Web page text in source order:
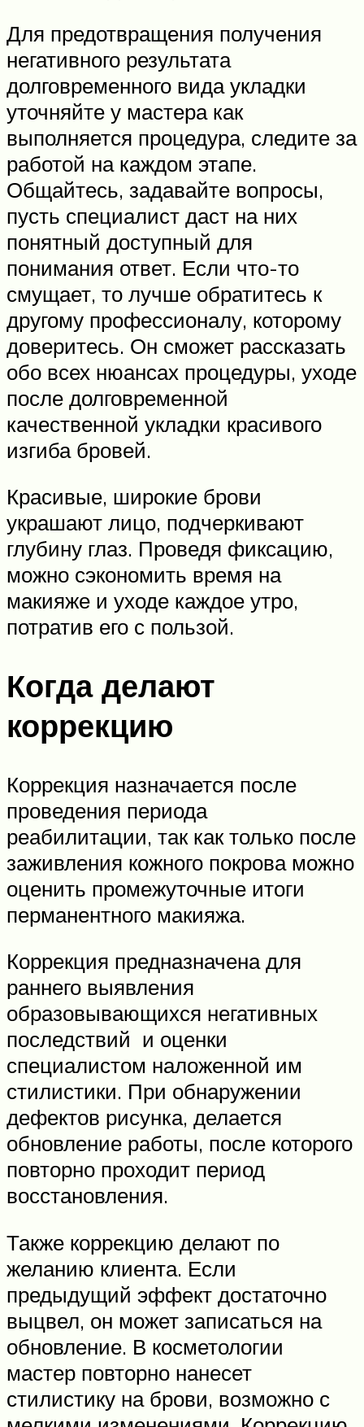
Для предотвращения получения
негативного результата
долговременного вида укладки
уточняйте у мастера как
выполняется процедура, следите за
работой на каждом этапе.
Общайтесь, задавайте вопросы,
пусть специалист даст на них
понятный доступный для
понимания ответ. Если что-то
смущает, то лучше обратитесь к
другому профессионалу, которому
доверитесь. Он сможет рассказать
обо всех нюансах процедуры, уходе
после долговременной
качественной укладки красивого
изгиба бровей.
Красивые, широкие брови
украшают лицо, подчеркивают
глубину глаз. Проведя фиксацию,
можно сэкономить время на
макияже и уходе каждое утро,
потратив его с пользой.
Когда делают
коррекцию
Коррекция назначается после
проведения периода
реабилитации, так как только после
заживления кожного покрова можно
оценить промежуточные итоги
перманентного макияжа.
Коррекция предназначена для
раннего выявления
образовывающихся негативных
последствий и оценки
специалистом наложенной им
стилистики. При обнаружении
дефектов рисунка, делается
обновление работы, после которого
повторно проходит период
восстановления.
Также коррекцию делают по
желанию клиента. Если
предыдущий эффект достаточно
выцвел, он может записаться на
обновление. В косметологии
мастер повторно нанесет
стилистику на брови, возможно с